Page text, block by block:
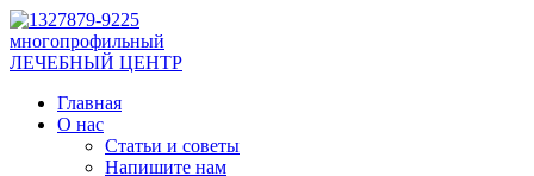
многопрофильный
ЛЕЧЕБНЫЙ ЦЕНТР
Главная
О нас
Статьи и советы
Напишите нам